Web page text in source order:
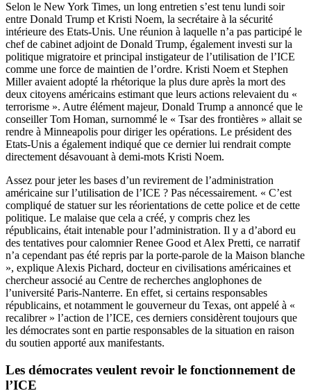
Selon le New York Times, un long entretien s’est tenu lundi soir
entre Donald Trump et Kristi Noem, la secrétaire à la sécurité
intérieure des Etats-Unis. Une réunion à laquelle n’a pas participé le
chef de cabinet adjoint de Donald Trump, également investi sur la
politique migratoire et principal instigateur de l’utilisation de l’ICE
comme une force de maintien de l’ordre. Kristi Noem et Stephen
Miller avaient adopté la rhétorique la plus dure après la mort des
deux citoyens américains estimant que leurs actions relevaient du «
terrorisme ». Autre élément majeur, Donald Trump a annoncé que le
conseiller Tom Homan, surnommé le « Tsar des frontières » allait se
rendre à Minneapolis pour diriger les opérations. Le président des
Etats-Unis a également indiqué que ce dernier lui rendrait compte
directement désavouant à demi-mots Kristi Noem.
Assez pour jeter les bases d’un revirement de l’administration
américaine sur l’utilisation de l’ICE ? Pas nécessairement. « C’est
compliqué de statuer sur les réorientations de cette police et de cette
politique. Le malaise que cela a créé, y compris chez les
républicains, était intenable pour l’administration. Il y a d’abord eu
des tentatives pour calomnier Renee Good et Alex Pretti, ce narratif
n’a cependant pas été repris par la porte-parole de la Maison blanche
», explique Alexis Pichard, docteur en civilisations américaines et
chercheur associé au Centre de recherches anglophones de
l’université Paris-Nanterre. En effet, si certains responsables
républicains, et notamment le gouverneur du Texas, ont appelé à «
recalibrer » l’action de l’ICE, ces derniers considèrent toujours que
les démocrates sont en partie responsables de la situation en raison
du soutien apporté aux manifestants.
Les démocrates veulent revoir le fonctionnement de
l’ICE